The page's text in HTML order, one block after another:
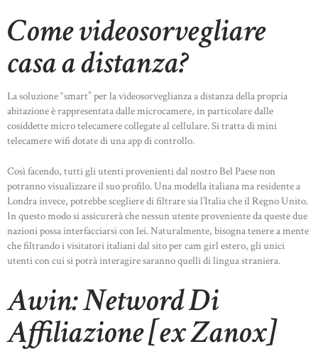
Come videosorvegliare
casa a distanza?
La soluzione “smart” per la videosorveglianza a distanza della propria
abitazione è rappresentata dalle microcamere, in particolare dalle
cosiddette micro telecamere collegate al cellulare. Si tratta di mini
telecamere wifi dotate di una app di controllo.
Così facendo, tutti gli utenti provenienti dal nostro Bel Paese non
potranno visualizzare il suo profilo. Una modella italiana ma residente a
Londra invece, potrebbe scegliere di filtrare sia l’Italia che il Regno Unito.
In questo modo si assicurerà che nessun utente proveniente da queste due
nazioni possa interfacciarsi con lei. Naturalmente, bisogna tenere a mente
che filtrando i visitatori italiani dal sito per cam girl estero, gli unici
utenti con cui si potrà interagire saranno quelli di lingua straniera.
Awin: Netword Di
Affiliazione [ex Zanox]